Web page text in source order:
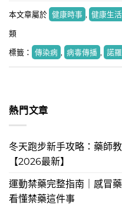
本文章屬於 健康時事 , 健康生活
類
標籤： 傳染病 , 病毒傳播 , 諾
熱門文章
冬天跑步新手攻略：藥師
【2026最新】
運動禁藥完整指南｜感冒
看懂禁藥這件事